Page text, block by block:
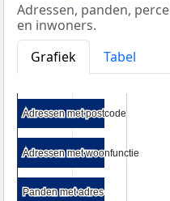
Adressen, panden,
en inwoners.
Grafiek
Tabel
Adressen met postcode
Adressen met postcode
Adressen met woonfunctie
Adressen met woonfunctie
Panden met adres
Panden met adres